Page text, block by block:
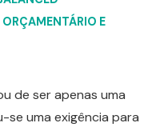
E
de ser apenas uma
uma exigência para